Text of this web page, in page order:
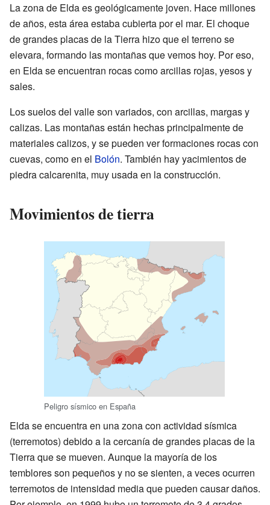
La zona de Elda es geológicamente joven. Hace millones
de años, esta área estaba cubierta por el mar. El choque
de grandes placas de la Tierra hizo que el terreno se
elevara, formando las montañas que vemos hoy. Por eso,
en Elda se encuentran rocas como arcillas rojas, yesos y
sales.
Los suelos del valle son variados, con arcillas, margas y
calizas. Las montañas están hechas principalmente de
materiales calizos, y se pueden ver formaciones rocas con
cuevas, como en el Bolón. También hay yacimientos de
piedra calcarenita, muy usada en la construcción.
Movimientos de tierra
Peligro sísmico en España
Elda se encuentra en una zona con actividad sísmica
(terremotos) debido a la cercanía de grandes placas de la
Tierra que se mueven. Aunque la mayoría de los
temblores son pequeños y no se sienten, a veces ocurren
terremotos de intensidad media que pueden causar daños.